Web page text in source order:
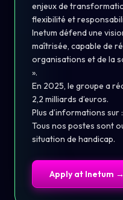
enjeux de
flexibilité et
Inetum défend une
maîtrisée, capable de
organisations et de la
».
En 2025, le groupe a
2,2 milliards d’euros.
Plus d’informations sur :
Tous nos postes sont
situation de handicap.
Apply at Inetum →